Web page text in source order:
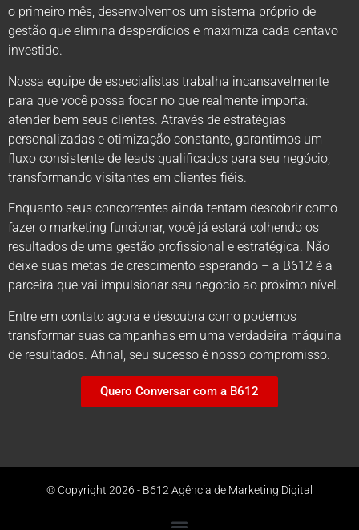
o primeiro mês, desenvolvemos um sistema próprio de
gestão que elimina desperdícios e maximiza cada centavo
investido.
Nossa equipe de especialistas trabalha incansavelmente
para que você possa focar no que realmente importa:
atender bem seus clientes. Através de estratégias
personalizadas e otimização constante, garantimos um
fluxo consistente de leads qualificados para seu negócio,
transformando visitantes em clientes fiéis.
Enquanto seus concorrentes ainda tentam descobrir como
fazer o marketing funcionar, você já estará colhendo os
resultados de uma gestão profissional e estratégica. Não
deixe suas metas de crescimento esperando – a B612 é a
parceira que vai impulsionar seu negócio ao próximo nível.
Entre em contato agora e descubra como podemos
transformar suas campanhas em uma verdadeira máquina
de resultados. Afinal, seu sucesso é nosso compromisso.
Quero Conversar com a B612
© Copyright 2026 - B612 Agência de Marketing Digital